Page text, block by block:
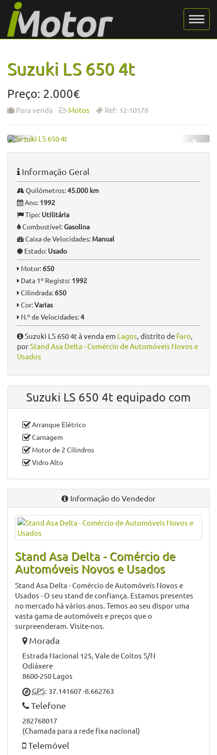
Suzuki LS 650 4t
Preço: 2.000€
Para venda Motos Ref: 12-10578
Informação Geral
Quilómetros:45.000 km
Ano: 1992
Tipo: Utilitária
Combustível:Gasolina
Caixa de Velocidades: Manual
Estado: Usado
Motor: 650
Data 1º Registo: 1992
Cilindrada: 650
Cor:Varias
N.º de Velocidades:4
Suzuki LS 650 4t à venda em Lagos, distrito de Faro,
porStand Asa Delta - Comércio de Automóveis Novos e
Usados
Suzuki LS 650 4t equipado com
Arranque Elétrico
Carnagem
Motor de 2 Cilindros
Vidro Alto
Informação do Vendedor
Stand Asa Delta - Comércio de
Automóveis Novos e Usados
Stand Asa Delta - Comércio de Automóveis Novos e
Usados - O seu stand de confiança. Estamos presentes
no mercado há vários anos. Temos ao seu dispor uma
vasta gama de automóveis e preços que o
surpreenderam. Visite-nos.
Morada
Estrada Nacional 125, Vale de Coitos S/N
Odiáxere
8600-250 Lagos
GPS: 37.141607 -8.662763
Telefone
282768017
(Chamada para a rede fixa nacional)
Telemóvel